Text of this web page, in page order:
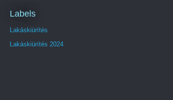
Labels
Lakáskiürítés
Lakáskiürítés 2024